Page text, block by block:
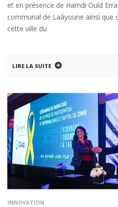
et en présence de Hamdi Ould
communal de Laâyoune ainsi que
cette ville du
LIRE LA SUITE
INNOVATION